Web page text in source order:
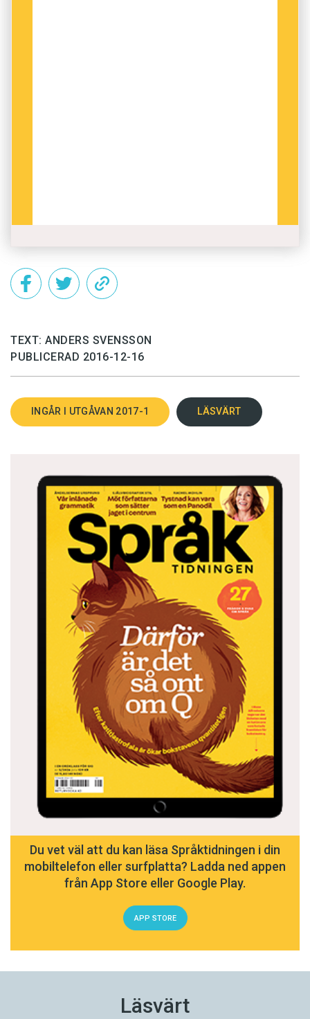
TEXT: ANDERS SVENSSON
PUBLICERAD 2016-12-16
INGÅR I UTGÅVAN 2017-1 LÄSVÄRT
Du vet väl att du kan läsa Språktidningen i din
mobiltelefon eller surfplatta? Ladda ned appen
från App Store eller Google Play.
APP STORE
Läsvärt